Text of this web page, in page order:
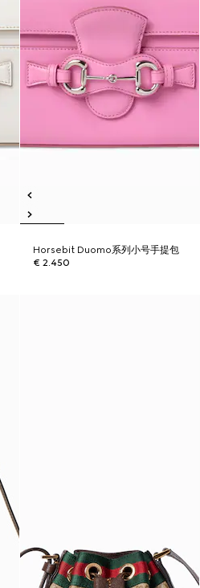
Horsebit Duomo系列小号手提包
€ 2.450